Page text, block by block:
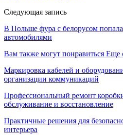
Следующая запись
В Польше фура с белорусом
автомобилями
Вам также могут понравиться Еще
Маркировка кабелей и
организации коммуникаций
Профессиональный ремонт
обслуживание и восстановление
Практичные решения для
интерьера